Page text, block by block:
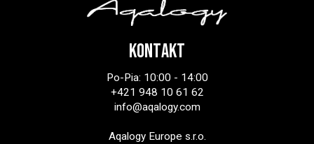
KONTAKT
Po-Pia: 10:00 - 14:00
+421 948 10 61 62
info@aqalogy.com
Aqalogy Europe s.r.o.